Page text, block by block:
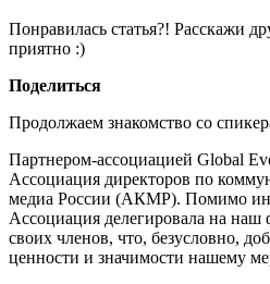
Понравилась статья?! Расскажи
приятно :)
Поделиться
Продолжаем знакомство со
Партнером-ассоциацией Global
Ассоциация директоров по
медиа России (АКМР). Помимо
Ассоциация делегировала на наш
своих членов, что, безусловно,
ценности и значимости нашему